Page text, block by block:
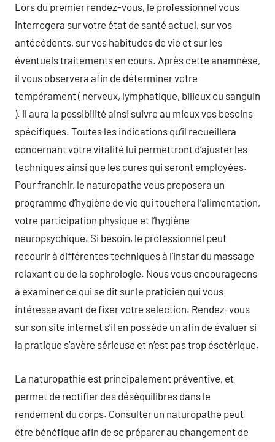
Lors du premier rendez-vous, le professionnel vous
interrogera sur votre état de santé actuel, sur vos
antécédents, sur vos habitudes de vie et sur les
éventuels traitements en cours. Après cette anamnèse,
il vous observera afin de déterminer votre
tempérament ( nerveux, lymphatique, bilieux ou sanguin
). il aura la possibilité ainsi suivre au mieux vos besoins
spécifiques. Toutes les indications qu’il recueillera
concernant votre vitalité lui permettront d’ajuster les
techniques ainsi que les cures qui seront employées.
Pour franchir, le naturopathe vous proposera un
programme d’hygiène de vie qui touchera l’alimentation,
votre participation physique et l’hygiène
neuropsychique. Si besoin, le professionnel peut
recourir à différentes techniques à l’instar du massage
relaxant ou de la sophrologie. Nous vous encourageons
à examiner ce qui se dit sur le praticien qui vous
intéresse avant de fixer votre selection. Rendez-vous
sur son site internet s’il en possède un afin de évaluer si
la pratique s’avère sérieuse et n’est pas trop ésotérique.
La naturopathie est principalement préventive, et
permet de rectifier des déséquilibres dans le
rendement du corps. Consulter un naturopathe peut
être bénéfique afin de se préparer au changement de